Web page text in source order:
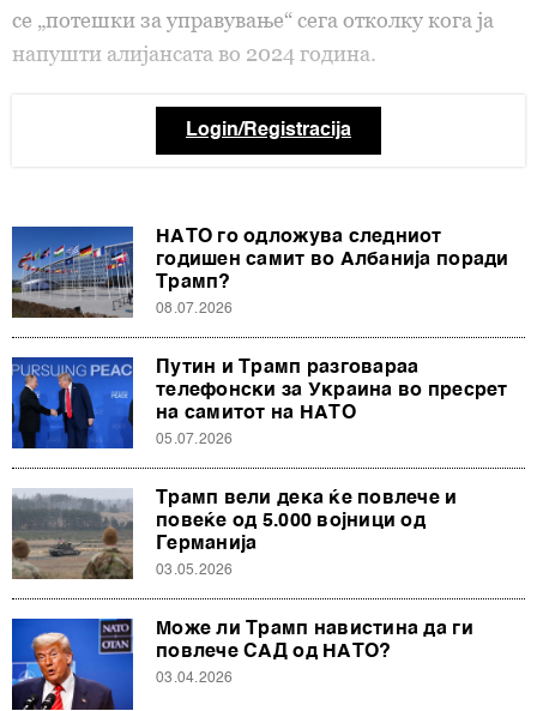
се „потешки за управување“ сега отколку кога ја
напушти алијансата во 2024 година.
Login/Registracija
НАТО го одложува следниот
годишен самит во Албанија поради
Трамп?
08.07.2026
Путин и Трамп разговараа
телефонски за Украина во пресрет
на самитот на НАТО
05.07.2026
Трамп вели дека ќе повлече и
повеќе од 5.000 војници од
Германија
03.05.2026
Може ли Трамп навистина да ги
повлече САД од НАТО?
03.04.2026